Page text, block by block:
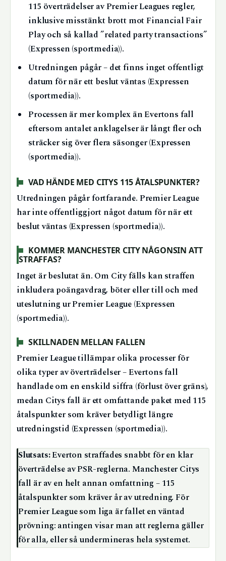
115 överträdelser av Premier Leagues regler,
inklusive misstänkt brott mot Financial Fair
Play och så kallad ”related party transactions”
(Expressen (sportmedia)).
Utredningen pågår – det finns inget offentligt
datum för när ett beslut väntas (Expressen
(sportmedia)).
Processen är mer komplex än Evertons fall
eftersom antalet anklagelser är långt fler och
sträcker sig över flera säsonger (Expressen
(sportmedia)).
VAD HÄNDE MED CITYS 115 ÅTALSPUNKTER?
Utredningen pågår fortfarande. Premier League
har inte offentliggjort något datum för när ett
beslut väntas (Expressen (sportmedia)).
KOMMER MANCHESTER CITY NÅGONSIN ATT
STRAFFAS?
Inget är beslutat än. Om City fälls kan straffen
inkludera poängavdrag, böter eller till och med
uteslutning ur Premier League (Expressen
(sportmedia)).
SKILLNADEN MELLAN FALLEN
Premier League tillämpar olika processer för
olika typer av överträdelser – Evertons fall
handlade om en enskild siffra (förlust över gräns),
medan Citys fall är ett omfattande paket med 115
åtalspunkter som kräver betydligt längre
utredningstid (Expressen (sportmedia)).
Slutsats:Everton straffades snabbt för en klar
överträdelse av PSR-reglerna. Manchester Citys
fall är av en helt annan omfattning – 115
åtalspunkter som kräver år av utredning. För
Premier League som liga är fallet en väntad
prövning: antingen visar man att reglerna gäller
för alla, eller så undermineras hela systemet.